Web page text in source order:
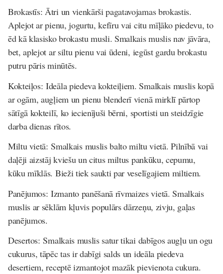
Brokastīs: Ātri un vienkārši pagatavojamas brokastis.
Aplejot ar pienu, jogurtu, kefīru vai citu mīļāko piedevu, to
ēd kā klasisko brokastu musli. Smalkais muslis nav jāvāra,
bet, aplejot ar siltu pienu vai ūdeni, iegūst gardu brokastu
putru pāris minūtēs.
Kokteiļos: Ideāla piedeva kokteiļiem. Smalkais muslis kopā
ar ogām, augļiem un pienu blenderī vienā mirklī pārtop
sātīgā kokteilī, ko iecienījuši bērni, sportisti un steidzīgie
darba dienas rītos.
Miltu vietā: Smalkais muslis balto miltu vietā. Pilnībā vai
daļēji aizstāj kviešu un citus miltus pankūku, cepumu,
kūku mīklās. Bieži tiek saukti par veselīgajiem miltiem.
Panējumos: Izmanto panēšanā rīvmaizes vietā. Smalkais
muslis ar sēklām kļuvis populārs dārzeņu, zivju, gaļas
panējumos.
Desertos: Smalkais muslis satur tikai dabīgos augļu un ogu
cukurus, tāpēc tas ir dabīgi salds un ideāla piedeva
desertiem, receptē izmantojot mazāk pievienota cukura.